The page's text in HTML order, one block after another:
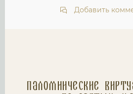
Добавить
Паломнические